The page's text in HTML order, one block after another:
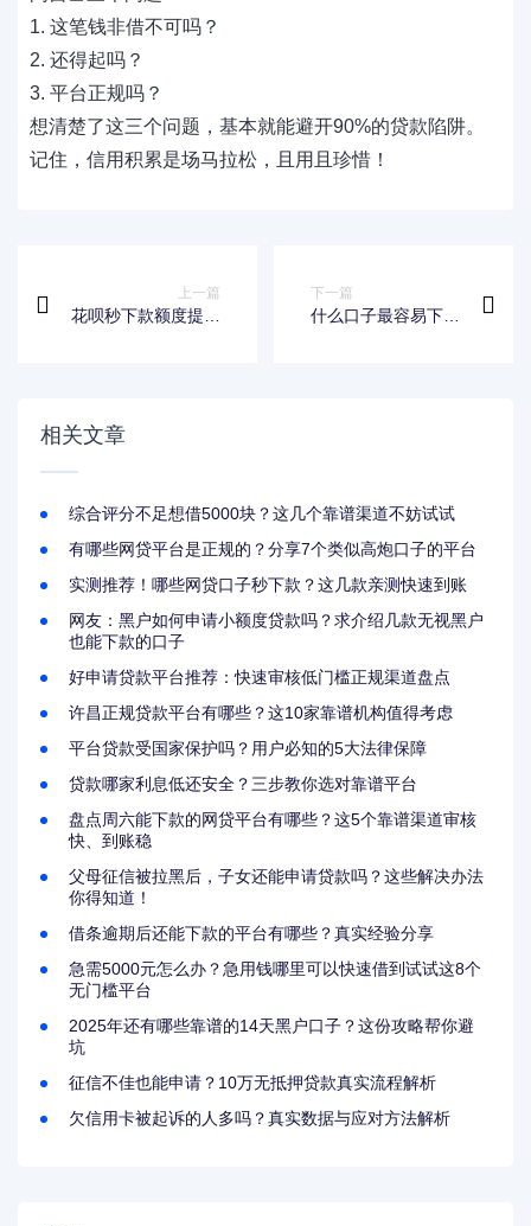
1. 这笔钱非借不可吗？
2. 还得起吗？
3. 平台正规吗？
想清楚了这三个问题，基本就能避开90%的贷款陷阱。
记住，信用积累是场马拉松，且用且珍惜！
上一篇
花呗秒下款额度提升
下一篇
什么口子最容易下
相关文章
综合评分不足想借5000块？这几个靠谱渠道不妨试试
有哪些网贷平台是正规的？分享7个类似高炮口子的平台
实测推荐！哪些网贷口子秒下款？这几款亲测快速到账
网友：黑户如何申请小额度贷款吗？求介绍几款无视黑户
也能下款的口子
好申请贷款平台推荐：快速审核低门槛正规渠道盘点
许昌正规贷款平台有哪些？这10家靠谱机构值得考虑
平台贷款受国家保护吗？用户必知的5大法律保障
贷款哪家利息低还安全？三步教你选对靠谱平台
盘点周六能下款的网贷平台有哪些？这5个靠谱渠道审核
快、到账稳
父母征信被拉黑后，子女还能申请贷款吗？这些解决办法
你得知道！
借条逾期后还能下款的平台有哪些？真实经验分享
急需5000元怎么办？急用钱哪里可以快速借到试试这8个
无门槛平台
2025年还有哪些靠谱的14天黑户口子？这份攻略帮你避
坑
征信不佳也能申请？10万无抵押贷款真实流程解析
欠信用卡被起诉的人多吗？真实数据与应对方法解析